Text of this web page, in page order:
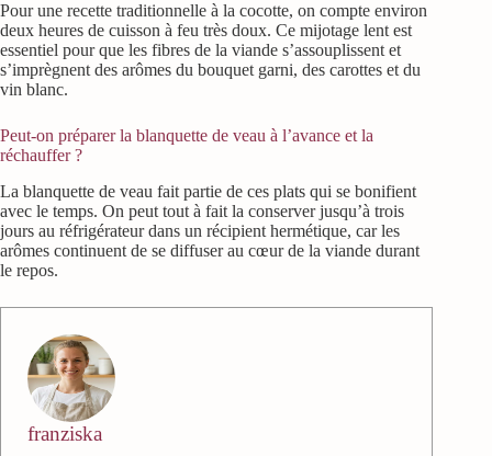
Pour une recette traditionnelle à la cocotte, on compte environ
deux heures de cuisson à feu très doux. Ce mijotage lent est
essentiel pour que les fibres de la viande s’assouplissent et
s’imprègnent des arômes du bouquet garni, des carottes et du
vin blanc.
Peut-on préparer la blanquette de veau à l’avance et la
réchauffer ?
La blanquette de veau fait partie de ces plats qui se bonifient
avec le temps. On peut tout à fait la conserver jusqu’à trois
jours au réfrigérateur dans un récipient hermétique, car les
arômes continuent de se diffuser au cœur de la viande durant
le repos.
franziska